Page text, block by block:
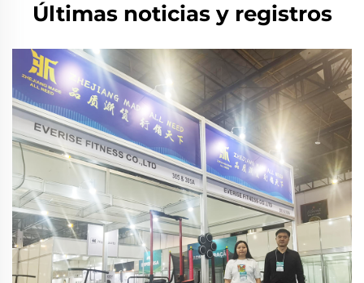
Últimas noticias y registros